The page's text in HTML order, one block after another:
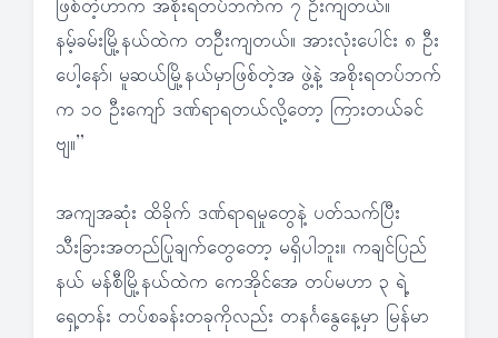
ဖြစ်တဲ့ဟာက အစိုးရတပ်ဘက်က ၇ ဦးကျတယ်။
နမ့်ခမ်းမြို့နယ်ထဲက တဦးကျတယ်။ အားလုံးပေါင်း ၈ ဦး
ပေါ့နော်၊ မူဆယ်မြို့နယ်မှာဖြစ်တဲ့အ ဖွဲ့နဲ့ အစိုးရတပ်ဘက်
က ၁၀ ဦးကျော် ဒဏ်ရာရတယ်လို့တော့ ကြားတယ်ခင်
ဗျ။”
အကျအဆုံး ထိခိုက် ဒဏ်ရာရမှုတွေနဲ့ ပတ်သက်ပြီး
သီးခြားအတည်ပြုချက်တွေတော့ မရှိပါဘူး။ ကချင်ပြည်
နယ် မန်စီမြို့နယ်ထဲက ကေအိုင်အေ တပ်မဟာ ၃ ရဲ့
ရှေ့တန်း တပ်စခန်းတခုကိုလည်း တနင်္ဂနွေနေ့မှာ မြန်မာ